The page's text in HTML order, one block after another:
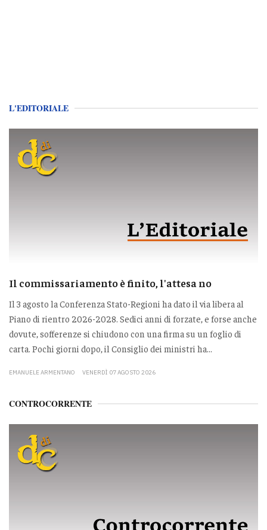
L'EDITORIALE
Il commissariamento è finito, l'attesa no
Il 3 agosto la Conferenza Stato-Regioni ha dato il via libera al
Piano di rientro 2026-2028. Sedici anni di forzate, e forse anche
dovute, sofferenze si chiudono con una firma su un foglio di
carta. Pochi giorni dopo, il Consiglio dei ministri ha...
EMANUELE ARMENTANO VENERDÌ 07 AGOSTO 2026
CONTROCORRENTE